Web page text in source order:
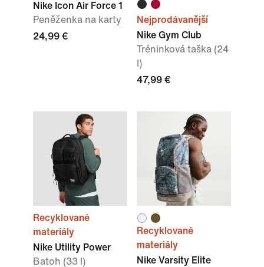
Nike Icon Air Force 1
Peněženka na karty
24,99 €
Nejprodávanější
Nike Gym Club
Tréninková taška (24
l)
47,99 €
Recyklované
materiály
Nike Utility Power
Batoh (33 l)
Recyklované
materiály
Nike Varsity Elite